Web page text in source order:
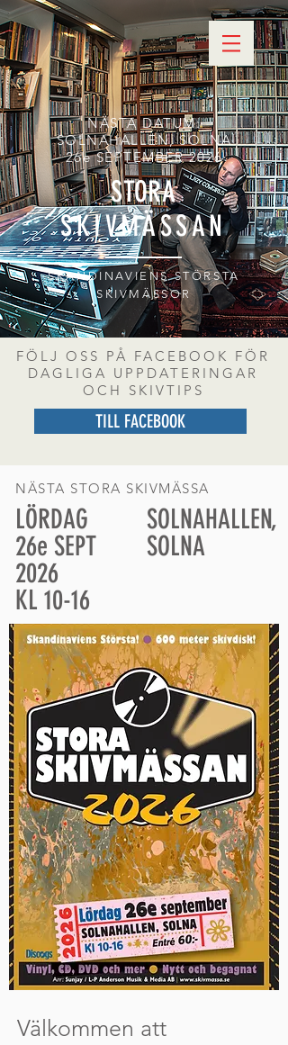
NÄSTA DATUM:
SOLNAHALLEN, SOLNA
26e SEPTEMBER 2026
STORA
SKIVMÄSSAN
SKANDINAVIENS STÖRSTA
SKIVMÄSSOR
FÖLJ OSS PÅ FACEBOOK FÖR
DAGLIGA UPPDATERINGAR
OCH SKIVTIPS
TILL FACEBOOK
NÄSTA STORA SKIVMÄSSA
LÖRDAG
26e SEPT
2026
KL 10-16
SOLNAHALLEN,
SOLNA
Välkommen att